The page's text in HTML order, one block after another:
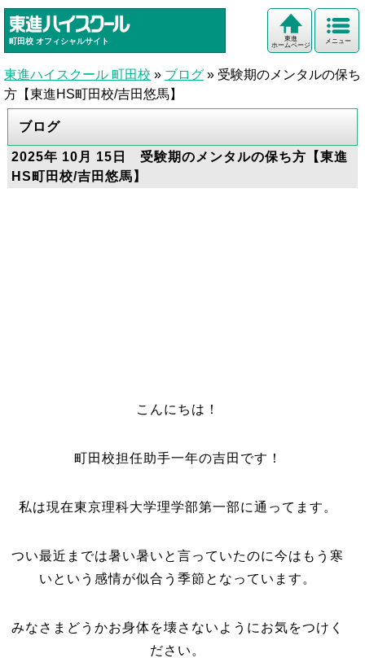
町田校 オフィシャルサイト メニュー
東進
ホームページ
東進ハイスクール 町田校 » ブログ » 受験期のメンタルの保ち
方【東進HS町田校/吉田悠馬】
ブログ
2025年 10月 15日 受験期のメンタルの保ち方【東進
HS町田校/吉田悠馬】
こんにちは！
町田校担任助手一年の吉田です！
私は現在東京理科大学理学部第一部に通ってます。
つい最近までは暑い暑いと言っていたのに今はもう寒
いという感情が似合う季節となっています。
みなさまどうかお身体を壊さないようにお気をつけく
ださい。